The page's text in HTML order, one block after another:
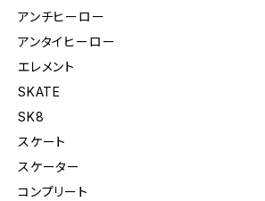
アンチヒーロー
アンタイヒーロー
エレメント
SKATE
SK8
スケート
スケーター
コンプリート